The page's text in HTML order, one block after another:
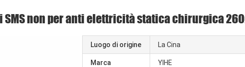
SMS non per anti elettricità statica chirurgica
Luogo di origine La Cina
Marca YIHE